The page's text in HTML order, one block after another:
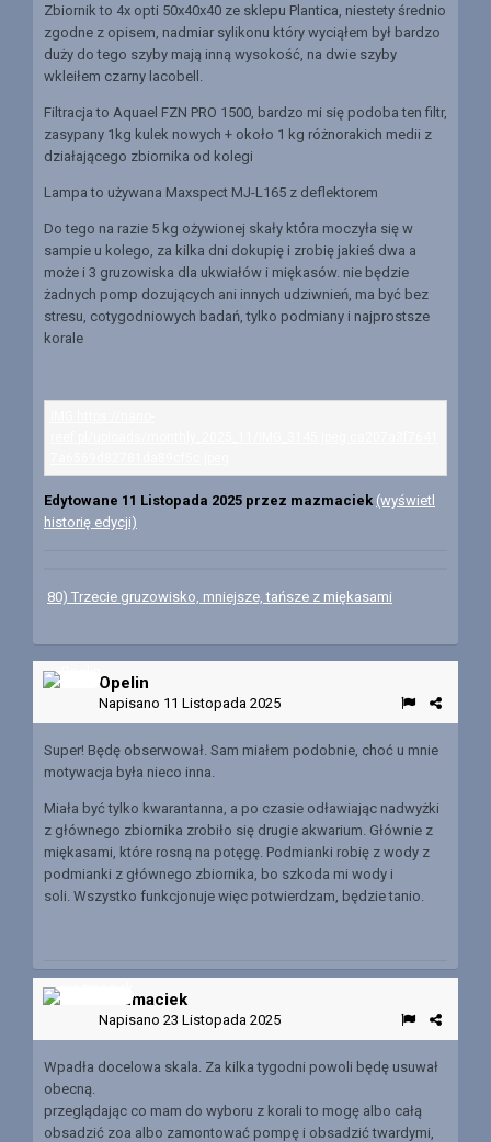
Zbiornik to 4x opti 50x40x40 ze sklepu Plantica, niestety średnio
zgodne z opisem, nadmiar sylikonu który wyciąłem był bardzo
duży do tego szyby mają inną wysokość, na dwie szyby
wkleiłem czarny lacobell.
Filtracja to Aquael FZN PRO 1500, bardzo mi się podoba ten filtr,
zasypany 1kg kulek nowych + około 1 kg różnorakich medii z
działającego zbiornika od kolegi
Lampa to używana Maxspect MJ-L165 z deflektorem
Do tego na razie 5 kg ożywionej skały która moczyła się w
sampie u kolego, za kilka dni dokupię i zrobię jakieś dwa a
może i 3 gruzowiska dla ukwiałów i miękasów. nie będzie
żadnych pomp dozujących ani innych udziwnień, ma być bez
stresu, cotygodniowych badań, tylko podmiany i najprostsze
korale
Edytowane 11 Listopada 2025 przez mazmaciek (wyświetl
historię edycji)
80) Trzecie gruzowisko, mniejsze, tańsze z miękasami
Opelin
Napisano 11 Listopada 2025
Super! Będę obserwował. Sam miałem podobnie, choć u mnie
motywacja była nieco inna.
Miała być tylko kwarantanna, a po czasie odławiając nadwyżki
z głównego zbiornika zrobiło się drugie akwarium. Głównie z
miękasami, które rosną na potęgę. Podmianki robię z wody z
podmianki z głównego zbiornika, bo szkoda mi wody i
soli. Wszystko funkcjonuje więc potwierdzam, będzie tanio.
mazmaciek
Napisano 23 Listopada 2025
Wpadła docelowa skala. Za kilka tygodni powoli będę usuwał
obecną.
przeglądając co mam do wyboru z korali to mogę albo całą
obsadzić zoa albo zamontować pompę i obsadzić twardymi,